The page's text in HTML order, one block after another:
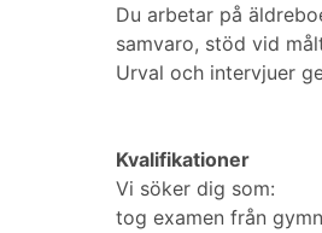
Du arbetar på
samvaro, stöd vid
Urval och intervjuer
Kvalifikationer
Vi söker dig som:
tog examen från